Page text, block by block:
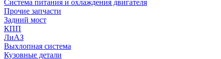
Система питания и охлаждения двигателя
Прочие запчасти
Задний мост
КПП
ЛиАЗ
Выхлопная система
Кузовные детали